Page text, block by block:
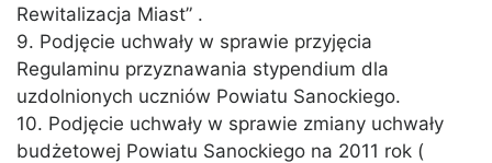
Rewitalizacja Miast” .
9. Podjęcie uchwały w sprawie przyjęcia
Regulaminu przyznawania stypendium dla
uzdolnionych uczniów Powiatu Sanockiego.
10. Podjęcie uchwały w sprawie zmiany uchwały
budżetowej Powiatu Sanockiego na 2011 rok (